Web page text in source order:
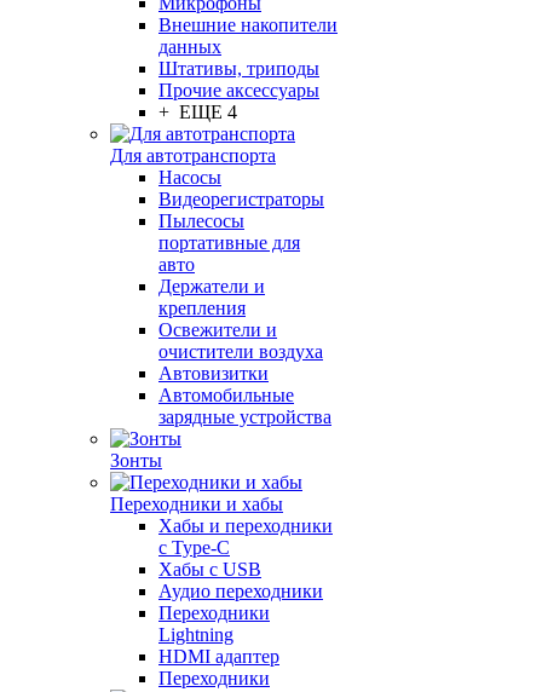
Внешние накопители
данных
Штативы, триподы
Прочие аксессуары
+ ЕЩЕ 4
Для автотранспорта
Насосы
Видеорегистраторы
Пылесосы
портативные для
авто
Держатели и
крепления
Освежители и
очистители воздуха
Автовизитки
Автомобильные
зарядные устройства
Зонты
Переходники и хабы
Хабы и переходники
с Type-C
Хабы с USB
Аудио переходники
Переходники
Lightning
HDMI адаптер
Переходники